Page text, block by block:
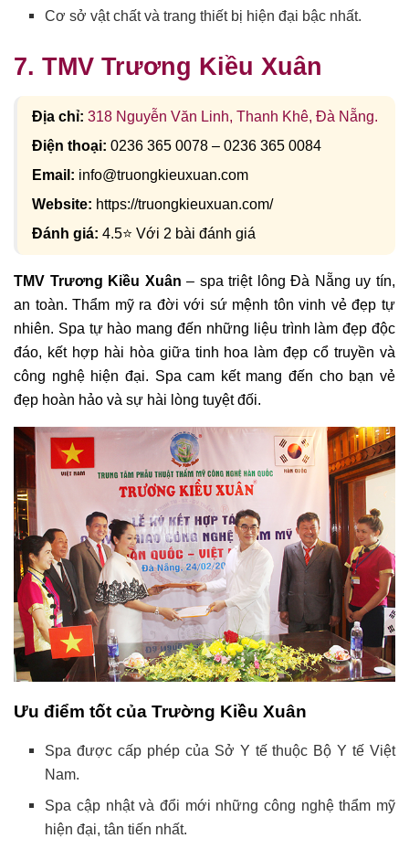
Cơ sở vật chất và trang thiết bị hiện đại bậc nhất.
7. TMV Trương Kiều Xuân
Địa chỉ: 318 Nguyễn Văn Linh, Thanh Khê, Đà Nẵng.
Điện thoại: 0236 365 0078 – 0236 365 0084
Email: info@truongkieuxuan.com
Website: https://truongkieuxuan.com/
Đánh giá: 4.5⭐ Với 2 bài đánh giá
TMV Trương Kiều Xuân – spa triệt lông Đà Nẵng uy tín,
an toàn. Thẩm mỹ ra đời với sứ mệnh tôn vinh vẻ đẹp tự
nhiên. Spa tự hào mang đến những liệu trình làm đẹp độc
đáo, kết hợp hài hòa giữa tinh hoa làm đẹp cổ truyền và
công nghệ hiện đại. Spa cam kết mang đến cho bạn vẻ
đẹp hoàn hảo và sự hài lòng tuyệt đối.
Ưu điểm tốt của Trường Kiều Xuân
Spa được cấp phép của Sở Y tế thuộc Bộ Y tế Việt
Nam.
Spa cập nhật và đổi mới những công nghệ thẩm mỹ
hiện đại, tân tiến nhất.